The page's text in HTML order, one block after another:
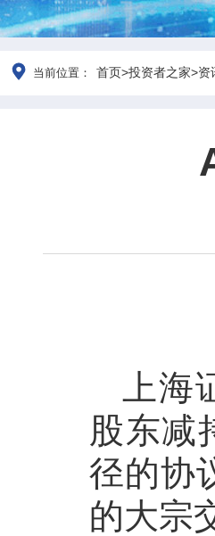
当前位置： 首页>投资者之家>资
上
股东减
径的协
的大宗